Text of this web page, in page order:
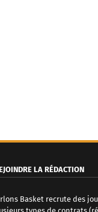
LA RÉDACTION
Basket recrute des